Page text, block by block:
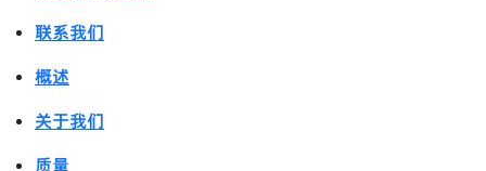
联系我们
概述
关于我们
质量